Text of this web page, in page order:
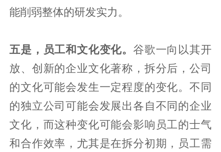
能削弱整体的研发实力。
五是，员工和文化变化。谷歌一向以其开
放、创新的企业文化著称，拆分后，公司
的文化可能会发生一定程度的变化。不同
的独立公司可能会发展出各自不同的企业
文化，而这种变化可能会影响员工的士气
和合作效率，尤其是在拆分初期，员工需